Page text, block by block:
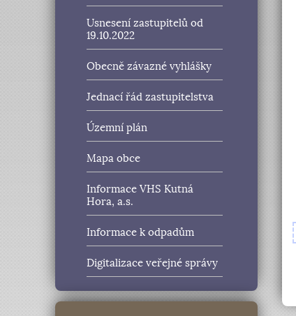
Usnesení zastupitelů od
19.10.2022
Obecně závazné vyhlášky
Jednací řád zastupitelstva
Územní plán
Mapa obce
Informace VHS Kutná
Hora, a.s.
Informace k odpadům
Digitalizace veřejné správy